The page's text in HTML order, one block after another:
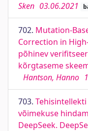
Sken 03.06.2021
702. Mutation-
Correction in
põhinev
kõrgtaseme
Hantson, Hanno
703.
võimekuse
DeepSeek.